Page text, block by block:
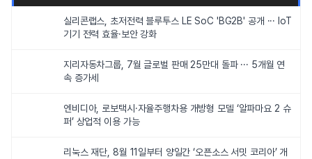
실리콘랩스, 초저전력 블루투스 LE SoC 'BG2B' 공개 ··· IoT
기기 전력 효율·보안 강화
지리자동차그룹, 7월 글로벌 판매 25만대 돌파 ··· 5개월 연
속 증가세
엔비디아, 로보택시·자율주행차용 개방형 모델 ‘알파마요 2 슈
퍼’ 상업적 이용 가능
리눅스 재단, 8월 11일부터 양일간 ‘오픈소스 서밋 코리아’ 개